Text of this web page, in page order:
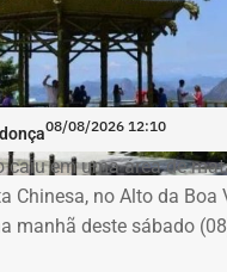
florestais
buscas do Corpo de
que um pequeno e
Chinesa, em frente ao
interditado. A Vista
da Tijuca
08/08/2026 12:10
caiu em uma área de
Chinesa, no Alto da Boa
manhã deste sábado